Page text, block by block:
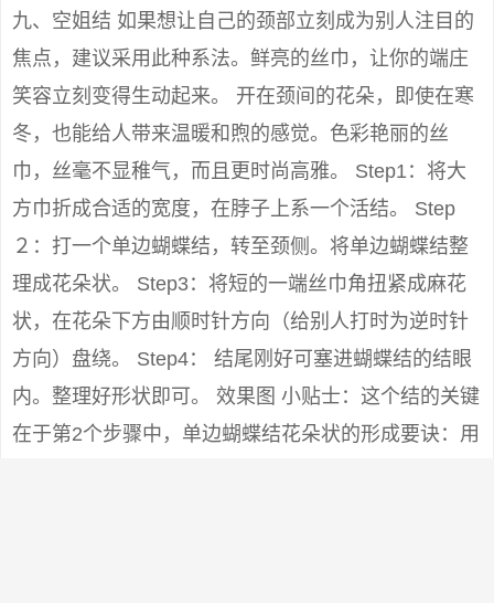
九、空姐结 如果想让自己的颈部立刻成为别人注目的
焦点，建议采用此种系法。鲜亮的丝巾，让你的端庄
笑容立刻变得生动起来。 开在颈间的花朵，即使在寒
冬，也能给人带来温暖和煦的感觉。色彩艳丽的丝
巾，丝毫不显稚气，而且更时尚高雅。 Step1：将大
方巾折成合适的宽度，在脖子上系一个活结。 Step
２：打一个单边蝴蝶结，转至颈侧。将单边蝴蝶结整
理成花朵状。 Step3：将短的一端丝巾角扭紧成麻花
状，在花朵下方由顺时针方向（给别人打时为逆时针
方向）盘绕。 Step4： 结尾刚好可塞进蝴蝶结的结眼
内。整理好形状即可。 效果图 小贴士：这个结的关键
在于第2个步骤中，单边蝴蝶结花朵状的形成要诀：用